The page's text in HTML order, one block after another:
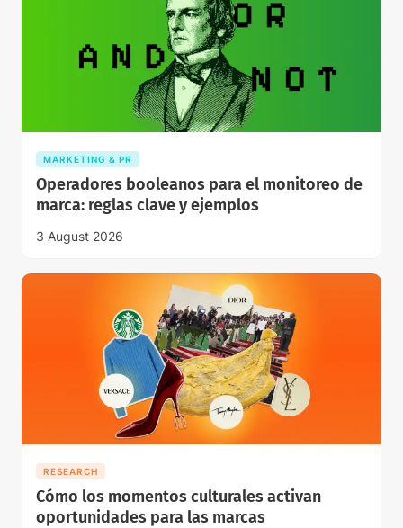
MARKETING & PR
Operadores booleanos para el monitoreo de
marca: reglas clave y ejemplos
3 August 2026
RESEARCH
Cómo los momentos culturales activan
oportunidades para las marcas